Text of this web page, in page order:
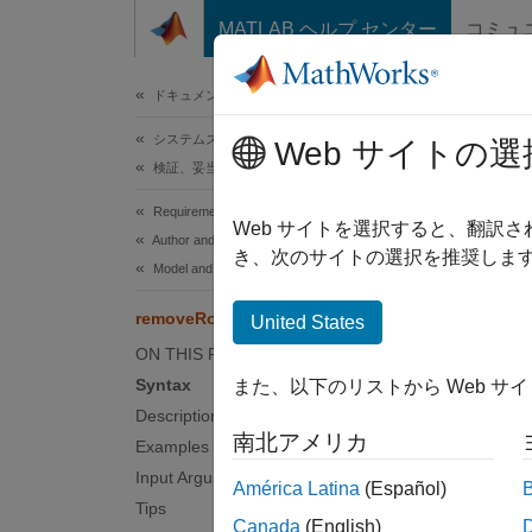
コンテンツへスキップ
MATLAB ヘルプ センター コミュ
ドキュメンテーションのホーム
システムズ エンジニアリング
検証、妥当性確認、テスト
Requirements Toolbox
Author and Validate Requirements
Model and Validate Requirements
removeRow
ON THIS PAGE
Syntax
Description
Examples
Input Arguments
Tips
Since
Web サイトの選
Web サイトを選択すると、翻訳
き、次のサイトの選択を推奨しま
United States
また、以下のリストから Web サ
南北アメリカ
América Latina (Español)
Canada (English)